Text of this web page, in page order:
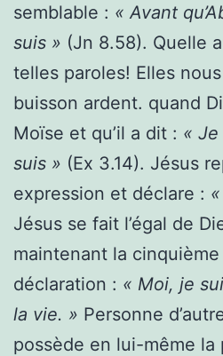
semblable : « Avant
suis » (Jn 8.58). Quelle
telles paroles! Elles
buisson ardent. quand
Moïse et qu’il a dit : «
suis » (Ex 3.14). Jésus
expression et déclare :
Jésus se fait l’égal de
maintenant la cinquième
déclaration : « Moi, je
la vie. » Personne
possède en lui-même la